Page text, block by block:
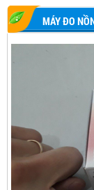
MÁY ĐO